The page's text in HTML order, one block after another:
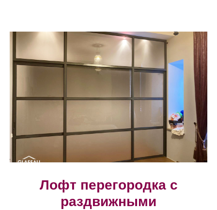
Лофт перегородка с
раздвижными